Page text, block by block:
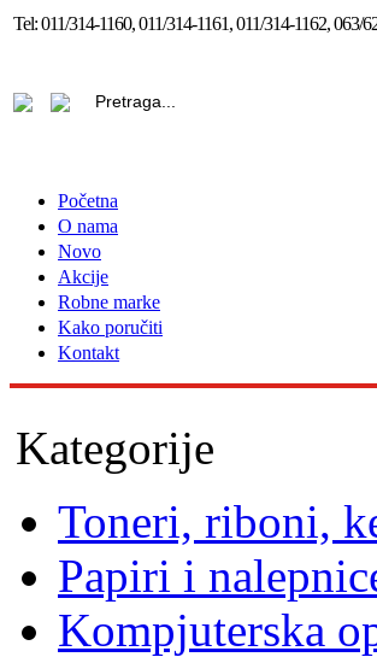
Tel:011/314-1160, 011/314-1161, 011/314-1162, 063/
Početna
O nama
Novo
Akcije
Robne marke
Kako poručiti
Kontakt
Kategorije
Toneri, riboni,
Papiri i
Kompjuterska